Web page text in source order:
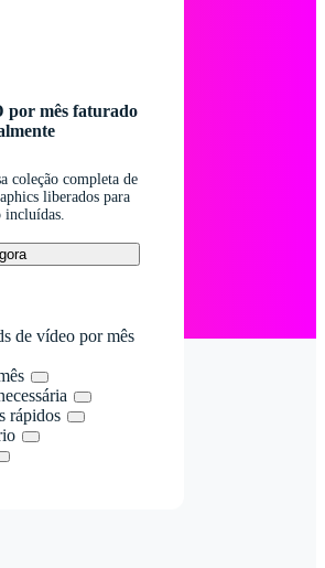
por mês faturado
coleção completa de
liberados para
de vídeo por mês
rápidos